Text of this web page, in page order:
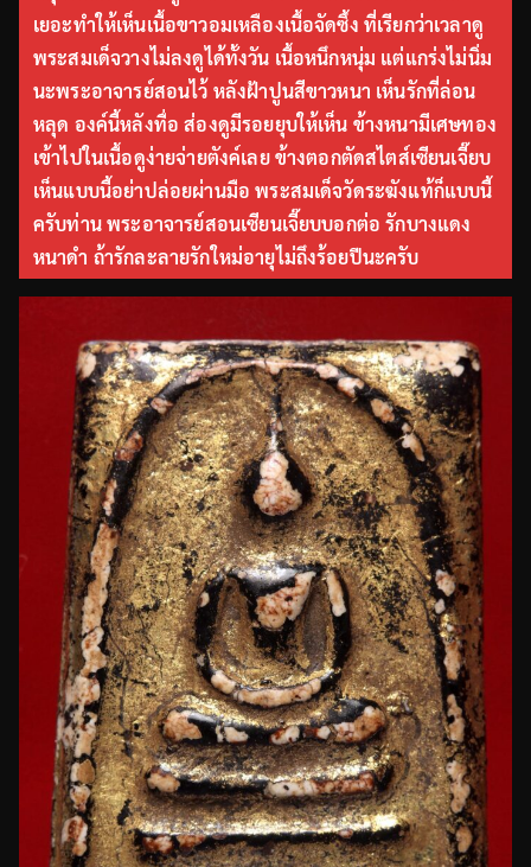
เยอะทำให้เห็นเนื้อขาวอมเหลืองเนื้อจัดซึ้ง ที่เรียกว่าเวลาดู
พระสมเด็จวางไม่ลงดูได้ทั้งวัน เนื้อหนึกหนุ่ม แต่แกร่งไม่นิ่ม
นะพระอาจารย์สอนไว้ หลังฝ้าปูนสีขาวหนา เห็นรักที่ล่อน
หลุด องค์นี้หลังทื่อ ส่องดูมีรอยยุบให้เห็น ข้างหนามีเศษทอง
เข้าไปในเนื้อดูง่ายจ่ายตังค์เลย ข้างตอกตัดสไตส์เซียนเจี๊ยบ
เห็นแบบนี้อย่าปล่อยผ่านมือ พระสมเด็จวัดระฆังแท้ก็แบบนี้
ครับท่าน พระอาจารย์สอนเซียนเจี๊ยบบอกต่อ รักบางแดง
หนาดำ ถ้ารักละลายรักใหม่อายุไม่ถึงร้อยปีนะครับ